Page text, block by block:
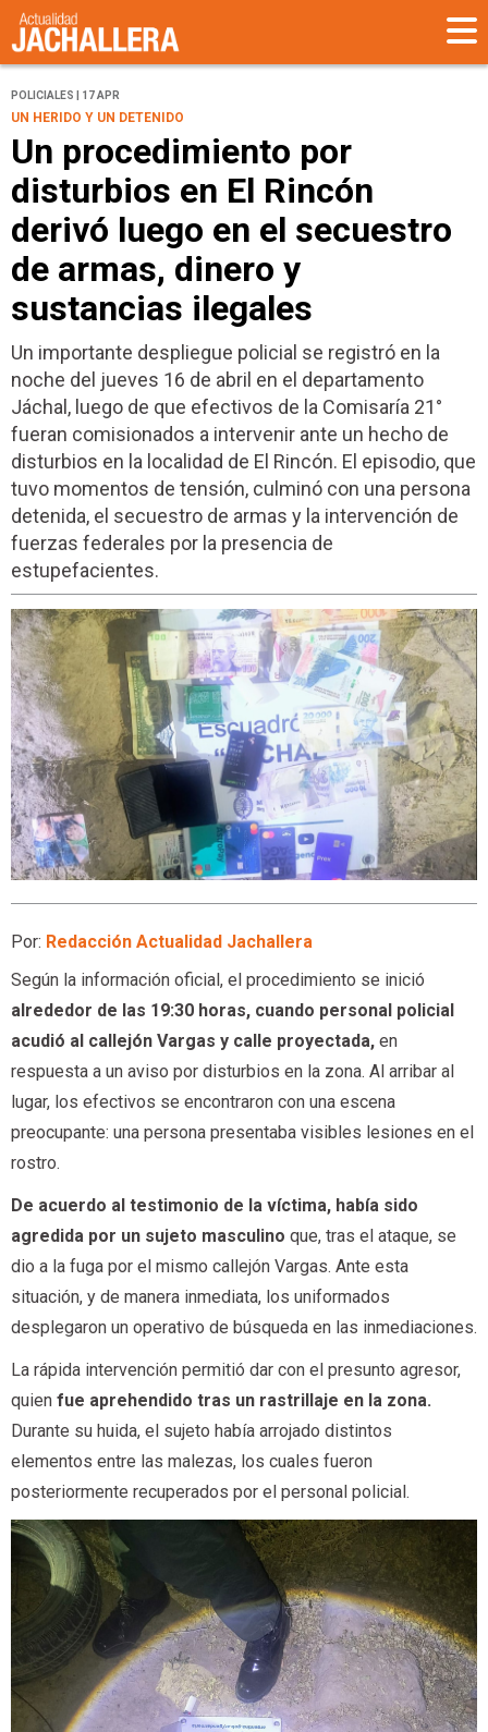
POLICIALES | 17 APR
UN HERIDO Y UN DETENIDO
Un procedimiento por
disturbios en El Rincón
derivó luego en el secuestro
de armas, dinero y
sustancias ilegales
Un importante despliegue policial se registró en la
noche del jueves 16 de abril en el departamento
Jáchal, luego de que efectivos de la Comisaría 21°
fueran comisionados a intervenir ante un hecho de
disturbios en la localidad de El Rincón. El episodio, que
tuvo momentos de tensión, culminó con una persona
detenida, el secuestro de armas y la intervención de
fuerzas federales por la presencia de
estupefacientes.
Por: Redacción Actualidad Jachallera
Según la información oficial, el procedimiento se inició
alrededor de las 19:30 horas, cuando personal policial
acudió al callejón Vargas y calle proyectada, en
respuesta a un aviso por disturbios en la zona. Al arribar al
lugar, los efectivos se encontraron con una escena
preocupante: una persona presentaba visibles lesiones en el
rostro.
De acuerdo al testimonio de la víctima, había sido
agredida por un sujeto masculino que, tras el ataque, se
dio a la fuga por el mismo callejón Vargas. Ante esta
situación, y de manera inmediata, los uniformados
desplegaron un operativo de búsqueda en las inmediaciones.
La rápida intervención permitió dar con el presunto agresor,
quien fue aprehendido tras un rastrillaje en la zona.
Durante su huida, el sujeto había arrojado distintos
elementos entre las malezas, los cuales fueron
posteriormente recuperados por el personal policial.